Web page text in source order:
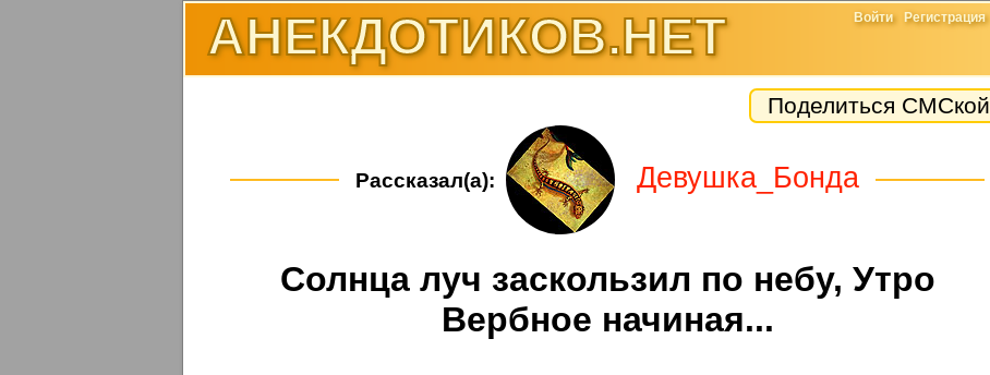
АНЕКДОТИКОВ.НЕТ Войти Регистрация
Поделиться СМСкой
Рассказал(а): Девушка_Бонда
Солнца луч заскользил по небу, Утро
Вербное начиная...